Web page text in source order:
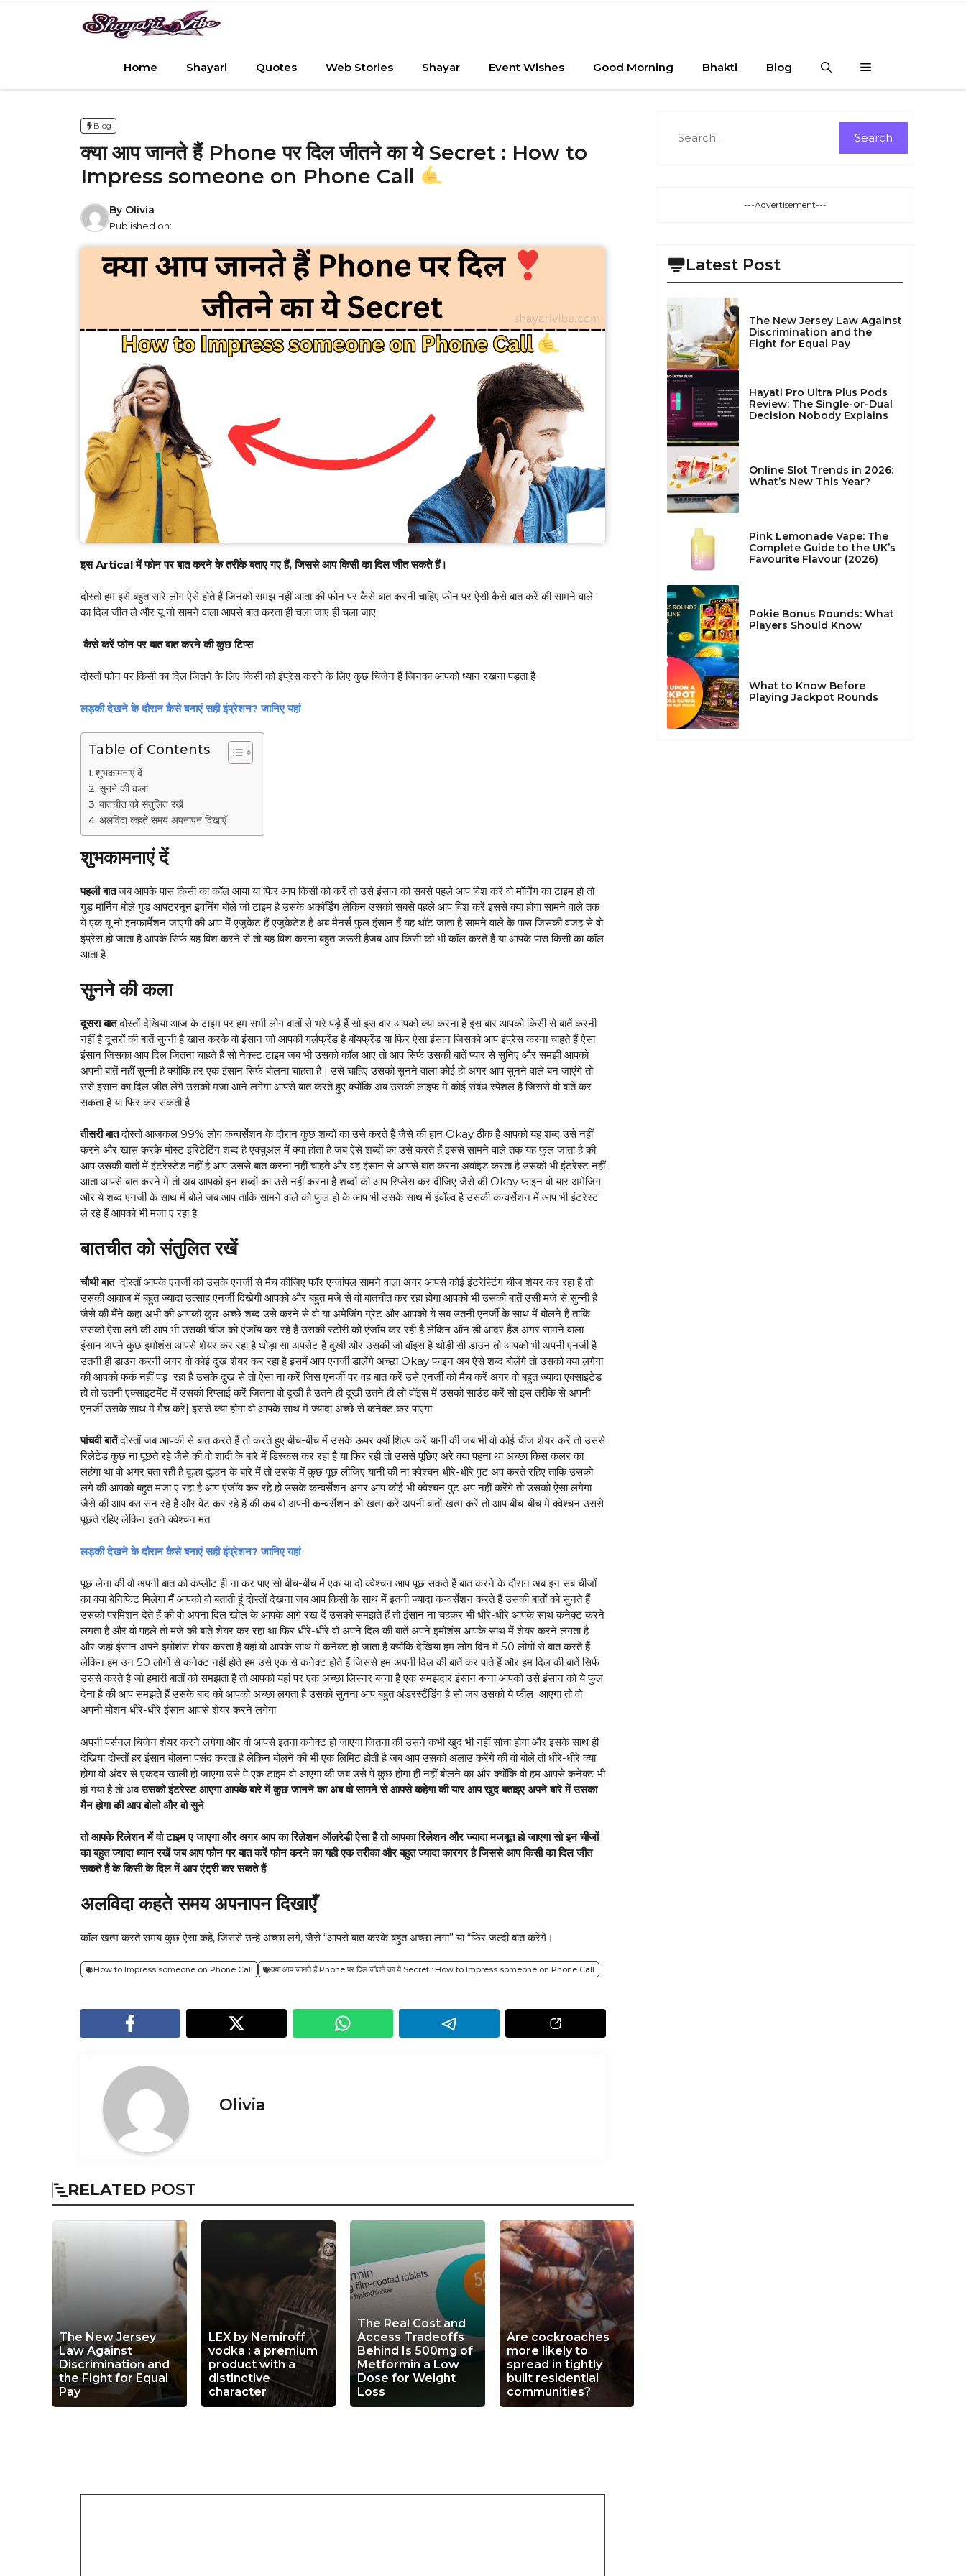
Home
Shayari Quotes Web Stories Shayar Event Wishes Good Morning Bhakti Blog
Blog
क्या आप जानते हैं Phone पर दिल जीतने का ये Secret : How to
Impress someone on Phone Call
By Olivia
Published on:
इस Artical में फोन पर बात करने के तरीके बताए गए हैं, जिससे आप किसी का दिल जीत सकते हैं।
दोस्तों हम इसे बहुत सारे लोग ऐसे होते हैं जिनको समझ नहीं आता की फोन पर कैसे बात करनी चाहिए फोन पर ऐसी कैसे बात करें की सामने वाले
का दिल जीत ले और यू नो सामने वाला आपसे बात करता ही चला जाए ही चला जाए
कैसे करें फोन पर बात बात करने की कुछ टिप्स
दोस्तों फोन पर किसी का दिल जितने के लिए किसी को इंप्रेस करने के लिए कुछ चिजेन हैं जिनका आपको ध्यान रखना पड़ता है
लड़की देखने के दौरान कैसे बनाएं सही इंप्रेशन? जानिए यहां
Table of Contents
शुभकामनाएं दें
सुनने की कला
बातचीत को संतुलित रखें
अलविदा कहते समय अपनापन दिखाएँ
शुभकामनाएं दें
पहली बातजब आपके पास किसी का कॉल आया या फिर आप किसी को करें तो उसे इंसान को सबसे पहले आप विश करें वो मॉर्निंग का टाइम हो तो
गुड मॉर्निंग बोले गुड आफ्टरनून इवनिंग बोले जो टाइम है उसके अकॉर्डिंग लेकिन उसको सबसे पहले आप विश करें इससे क्या होगा सामने वाले तक
ये एक यू नो इनफार्मेशन जाएगी की आप में एजुकेट हैं एजुकेटेड है अब मैनर्स फुल इंसान हैं यह थॉट जाता है सामने वाले के पास जिसकी वजह से वो
इंप्रेस हो जाता है आपके सिर्फ यह विश करने से तो यह विश करना बहुत जरूरी हैजब आप किसी को भी कॉल करते हैं या आपके पास किसी का कॉल
आता है
सुनने की कला
दूसरा बातदोस्तों देखिया आज के टाइम पर हम सभी लोग बातों से भरे पड़े हैं सो इस बार आपको क्या करना है इस बार आपको किसी से बातें करनी
नहीं है दूसरों की बातें सुन्नी है खास करके वो इंसान जो आपकी गर्लफ्रेंड है बॉयफ्रेंड या फिर ऐसा इंसान जिसको आप इंप्रेस करना चाहते हैं ऐसा
इंसान जिसका आप दिल जितना चाहते हैं सो नेक्स्ट टाइम जब भी उसको कॉल आए तो आप सिर्फ उसकी बातें प्यार से सुनिए और समझी आपको
अपनी बातें नहीं सुन्नी है क्योंकि हर एक इंसान सिर्फ बोलना चाहता है | उसे चाहिए उसको सुनने वाला कोई हो अगर आप सुनने वाले बन जाएंगे तो
उसे इंसान का दिल जीत लेंगे उसको मजा आने लगेगा आपसे बात करते हुए क्योंकि अब उसकी लाइफ में कोई संबंध स्पेशल है जिससे वो बातें कर
सकता है या फिर कर सकती है
तीसरी बातदोस्तों आजकल 99% लोग कन्वर्सेशन के दौरान कुछ शब्दों का उसे करते हैं जैसे की हान Okay ठीक है आपको यह शब्द उसे नहीं
करने और खास करके मोस्ट इरिटेटिंग शब्द है एक्चुअल में क्या होता है जब ऐसे शब्दों का उसे करते हैं इससे सामने वाले तक यह फुल जाता है की
आप उसकी बातों में इंटरेस्टेड नहीं है आप उससे बात करना नहीं चाहते और वह इंसान से आपसे बात करना अवॉइड करता है उसको भी इंटरेस्ट नहीं
आता आपसे बात करने में तो अब आपको इन शब्दों का उसे नहीं करना है शब्दों को आप रिप्लेस कर दीजिए जैसे की Okay फाइन वो यार अमेजिंग
और ये शब्द एनर्जी के साथ में बोले जब आप ताकि सामने वाले को फुल हो के आप भी उसके साथ में इंवॉल्व है उसकी कन्वर्सेशन में आप भी इंटरेस्ट
ले रहे हैं आपको भी मजा ए रहा है
बातचीत को संतुलित रखें
चौथी बात दोस्तों आपके एनर्जी को उसके एनर्जी से मैच कीजिए फॉर एग्जांपल सामने वाला अगर आपसे कोई इंटरेस्टिंग चीज शेयर कर रहा है तो
उसकी आवाज़ में बहुत ज्यादा उत्साह एनर्जी दिखेगी आपको और बहुत मजे से वो बातचीत कर रहा होगा आपको भी उसकी बातें उसी मजे से सुन्नी है
जैसे की मैंने कहा अभी की आपको कुछ अच्छे शब्द उसे करने से वो या अमेजिंग ग्रेट और आपको ये सब उतनी एनर्जी के साथ में बोलने हैं ताकि
उसको ऐसा लगे की आप भी उसकी चीज को एंजॉय कर रहे हैं उसकी स्टोरी को एंजॉय कर रही है लेकिन ऑन डी आदर हैंड अगर सामने वाला
इंसान अपने कुछ इमोशंस आपसे शेयर कर रहा है थोड़ा सा अपसेट है दुखी और उसकी जो वॉइस है थोड़ी सी डाउन तो आपको भी अपनी एनर्जी है
उतनी ही डाउन करनी अगर वो कोई दुख शेयर कर रहा है इसमें आप एनर्जी डालेंगे अच्छा Okay फाइन अब ऐसे शब्द बोलेंगे तो उसको क्या लगेगा
की आपको फर्क नहीं पड़ रहा है उसके दुख से तो ऐसा ना करें जिस एनर्जी पर वह बात करें उसे एनर्जी को मैच करें अगर वो बहुत ज्यादा एक्साइटेड
हो तो उतनी एक्साइटमेंट में उसको रिप्लाई करें जितना वो दुखी है उतने ही दुखी उतने ही लो वॉइस में उसको साउंड करें सो इस तरीके से अपनी
एनर्जी उसके साथ में मैच करें| इससे क्या होगा वो आपके साथ में ज्यादा अच्छे से कनेक्ट कर पाएगा
पांचवी बातेंदोस्तों जब आपकी से बात करते हैं तो करते हुए बीच-बीच में उसके ऊपर क्यों शिल्प करें यानी की जब भी वो कोई चीज शेयर करें तो उससे
रिलेटेड कुछ ना पूछते रहे जैसे की वो शादी के बारे में डिस्कस कर रहा है या फिर रही तो उससे पूछिए अरे क्या पहना था अच्छा किस कलर का
लहंगा था वो अगर बता रही है दूल्हा दुल्हन के बारे में तो उसके में कुछ पूछ लीजिए यानी की ना क्वेश्चन धीरे-धीरे पुट अप करते रहिए ताकि उसको
लगे की आपको बहुत मजा ए रहा है आप एंजॉय कर रहे हो उसके कन्वर्सेशन अगर आप कोई भी क्वेश्चन पुट अप नहीं करेंगे तो उसको ऐसा लगेगा
जैसे की आप बस सन रहे हैं और वेट कर रहे हैं की कब वो अपनी कन्वर्सेशन को खत्म करें अपनी बातों खत्म करें तो आप बीच-बीच में क्वेश्चन उससे
पूछते रहिए लेकिन इतने क्वेश्चन मत
लड़की देखने के दौरान कैसे बनाएं सही इंप्रेशन? जानिए यहां
पूछ लेना की वो अपनी बात को कंप्लीट ही ना कर पाए सो बीच-बीच में एक या दो क्वेश्चन आप पूछ सकते हैं बात करने के दौरान अब इन सब चीजों
का क्या बेनिफिट मिलेगा मैं आपको वो बताती हूं दोस्तों देखना जब आप किसी के साथ में इतनी ज्यादा कन्वर्सेशन करते हैं उसकी बातों को सुनते हैं
उसको परमिशन देते हैं की वो अपना दिल खोल के आपके आगे रख दें उसको समझते हैं तो इंसान ना चहकर भी धीरे-धीरे आपके साथ कनेक्ट करने
लगता है और वो पहले तो मजे की बाते शेयर कर रहा था फिर धीरे-धीरे वो अपने दिल की बातें अपने इमोशंस आपके साथ में शेयर करने लगता है
और जहां इंसान अपने इमोशंस शेयर करता है वहां वो आपके साथ में कनेक्ट हो जाता है क्योंकि देखिया हम लोग दिन में 50 लोगों से बात करते हैं
लेकिन हम उन 50 लोगों से कनेक्ट नहीं होते हम उसे एक से कनेक्ट होते हैं जिससे हम अपनी दिल की बातें कर पाते हैं और हम दिल की बातें सिर्फ
उससे करते है जो हमारी बातों को समझता है तो आपको यहां पर एक अच्छा लिस्नर बन्ना है एक समझदार इंसान बन्ना आपको उसे इंसान को ये फुल
देना है की आप समझते हैं उसके बाद को आपको अच्छा लगता है उसको सुनना आप बहुत अंडरस्टैंडिंग है सो जब उसको ये फील आएगा तो वो
अपनी मोशन धीरे-धीरे इंसान आपसे शेयर करने लगेगा
अपनी पर्सनल चिजेन शेयर करने लगेगा और वो आपसे इतना कनेक्ट हो जाएगा जितना की उसने कभी खुद भी नहीं सोचा होगा और इसके साथ ही
देखिया दोस्तों हर इंसान बोलना पसंद करता है लेकिन बोलने की भी एक लिमिट होती है जब आप उसको अलाउ करेंगे की वो बोले तो धीरे-धीरे क्या
होगा वो अंदर से एकदम खाली हो जाएगा उसे पे एक टाइम वो आएगा की जब उसे पे कुछ होगा ही नहीं बोलने का और क्योंकि वो हम आपसे कनेक्ट भी
हो गया है तो अबउसको इंटरेस्ट आएगा आपके बारे में कुछ जानने का अब वो सामने से आपसे कहेगा की यार आप खुद बताइए अपने बारे में उसका
मैन होगा की आप बोलो और वो सुने
तो आपके रिलेशन में वो टाइम ए जाएगा और अगर आप का रिलेशन ऑलरेडी ऐसा है तो आपका रिलेशन और ज्यादा मजबूत हो जाएगा सो इन चीजों
का बहुत ज्यादा ध्यान रखें जब आप फोन पर बात करें फोन करने का यही एक तरीका और बहुत ज्यादा कारगर है जिससे आप किसी का दिल जीत
सकते हैं के किसी के दिल में आप एंट्री कर सकते हैं
अलविदा कहते समय अपनापन दिखाएँ
कॉल खत्म करते समय कुछ ऐसा कहें, जिससे उन्हें अच्छा लगे, जैसे “आपसे बात करके बहुत अच्छा लगा” या “फिर जल्दी बात करेंगे।
How to Impress someone on Phone Call क्या आप जानते हैं Phone पर दिल जीतने का ये Secret : How to Impress someone on Phone Call
Olivia
RELATED POST
The New Jersey
Law Against
Discrimination and
the Fight for Equal
Pay
LEX by Nemiroff
vodka : a premium
product with a
distinctive
character
The Real Cost and
Access Tradeoffs
Behind Is 500mg of
Metformin a Low
Dose for Weight
Loss
Are cockroaches
more likely to
spread in tightly
built residential
communities?
Search
---Advertisement---
Latest Post
The New Jersey Law Against
Discrimination and the
Fight for Equal Pay
Hayati Pro Ultra Plus Pods
Review: The Single-or-Dual
Decision Nobody Explains
Online Slot Trends in 2026:
What’s New This Year?
Pink Lemonade Vape: The
Complete Guide to the UK’s
Favourite Flavour (2026)
Pokie Bonus Rounds: What
Players Should Know
What to Know Before
Playing Jackpot Rounds